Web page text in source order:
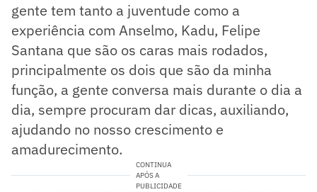
gente tem tanto a juventude como a
experiência com Anselmo, Kadu, Felipe
Santana que são os caras mais rodados,
principalmente os dois que são da minha
função, a gente conversa mais durante o dia a
dia, sempre procuram dar dicas, auxiliando,
ajudando no nosso crescimento e
amadurecimento.
CONTINUA
APÓS A
PUBLICIDADE